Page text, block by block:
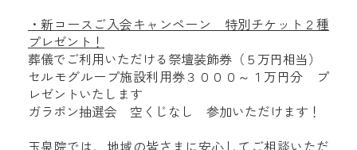
・新コースご入会キャンペーン 特別チケット２種
プレゼント！
葬儀でご利用いただける祭壇装飾券（５万円相当）
セルモグループ施設利用券３０００～１万円分 プ
レゼントいたします
ガラポン抽選会 空くじなし 参加いただけます！